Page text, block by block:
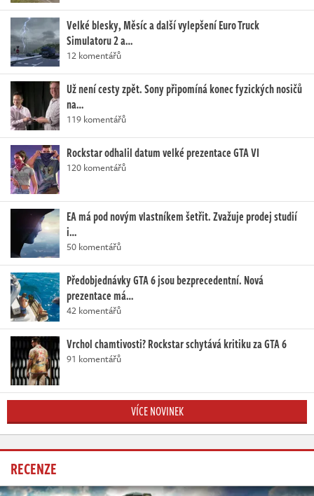
Velké blesky, Měsíc a další vylepšení Euro Truck
Simulatoru 2 a…
12 komentářů
Už není cesty zpět. Sony připomíná konec fyzických nosičů
na…
119 komentářů
Rockstar odhalil datum velké prezentace GTA VI
120 komentářů
EA má pod novým vlastníkem šetřit. Zvažuje prodej studií
i…
50 komentářů
Předobjednávky GTA 6 jsou bezprecedentní. Nová
prezentace má…
42 komentářů
Vrchol chamtivosti? Rockstar schytává kritiku za GTA 6
91 komentářů
VÍCE NOVINEK
RECENZE